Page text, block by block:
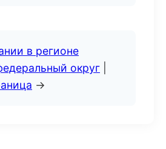
в регионе
округ
→